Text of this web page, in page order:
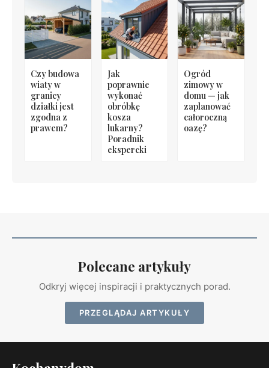
Czy budowa
wiaty w
granicy
działki jest
zgodna z
prawem?
Jak
poprawnie
wykonać
obróbkę
kosza
lukarny?
Poradnik
ekspercki
Ogród
zimowy w
domu — jak
zaplanować
całoroczną
oazę?
Polecane artykuły
Odkryj więcej inspiracji i praktycznych porad.
PRZEGLĄDAJ ARTYKUŁY